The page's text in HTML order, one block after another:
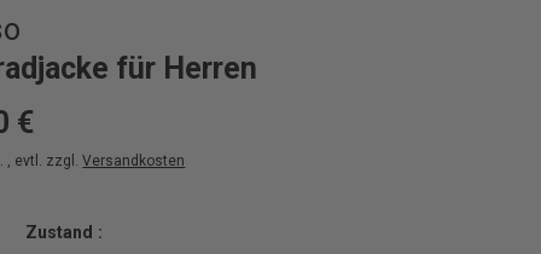
für Herren
€
, evtl. zzgl.Versandkosten
Zustand :